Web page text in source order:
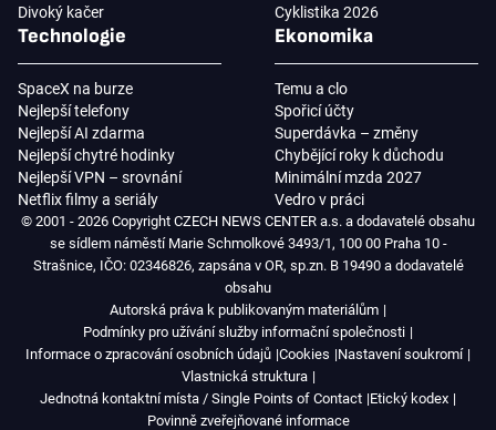
Divoký kačer
Cyklistika 2026
Technologie
SpaceX na burze
Nejlepší telefony
Nejlepší AI zdarma
Nejlepší chytré hodinky
Nejlepší VPN – srovnání
Netflix filmy a seriály
Ekonomika
Temu a clo
Spořicí účty
Superdávka – změny
Chybějící roky k důchodu
Minimální mzda 2027
Vedro v práci
© 2001 - 2026 Copyright CZECH NEWS CENTER a.s. a dodavatelé obsahu
se sídlem náměstí Marie Schmolkové 3493/1, 100 00 Praha 10 -
Strašnice, IČO: 02346826, zapsána v OR, sp.zn. B 19490 a dodavatelé
obsahu
Autorská práva k publikovaným materiálům
Podmínky pro užívání služby informační společnosti
Informace o zpracování osobních údajů Cookies Nastavení soukromí
Vlastnická struktura
Jednotná kontaktní místa / Single Points of Contact Etický kodex
Povinně zveřejňované informace